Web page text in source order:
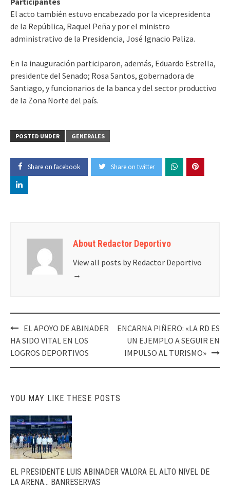
El acto también estuvo encabezado por la vicepresidenta
de la República, Raquel Peña y por el ministro
administrativo de la Presidencia, José Ignacio Paliza.
En la inauguración participaron, además, Eduardo Estrella,
presidente del Senado; Rosa Santos, gobernadora de
Santiago, y funcionarios de la banca y del sector productivo
de la Zona Norte del país.
POSTED UNDER GENERALES
Share on facebook Share on twitter
About Redactor Deportivo
View all posts by Redactor Deportivo
→
Post
navigation
EL APOYO DE ABINADER
HA SIDO VITAL EN LOS
LOGROS DEPORTIVOS
ENCARNA PIÑERO: «LA RD ES
UN EJEMPLO A SEGUIR EN
IMPULSO AL TURISMO»
YOU MAY LIKE THESE POSTS
EL PRESIDENTE LUIS ABINADER VALORA EL ALTO NIVEL DE
LA ARENA… BANRESERVAS